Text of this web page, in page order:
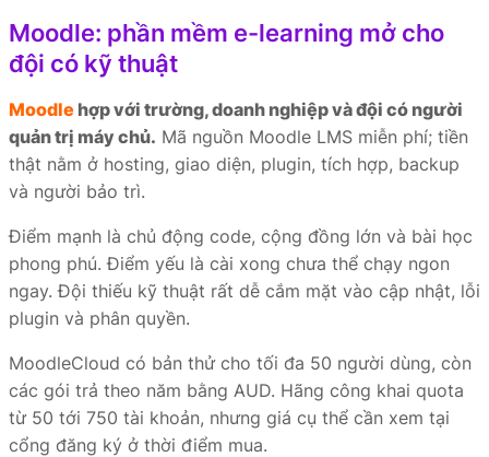
Moodle: phần mềm e-learning mở cho
đội có kỹ thuật
Moodle hợp với trường, doanh nghiệp và đội có người
quản trị máy chủ. Mã nguồn Moodle LMS miễn phí; tiền
thật nằm ở hosting, giao diện, plugin, tích hợp, backup
và người bảo trì.
Điểm mạnh là chủ động code, cộng đồng lớn và bài học
phong phú. Điểm yếu là cài xong chưa thể chạy ngon
ngay. Đội thiếu kỹ thuật rất dễ cắm mặt vào cập nhật, lỗi
plugin và phân quyền.
MoodleCloud có bản thử cho tối đa 50 người dùng, còn
các gói trả theo năm bằng AUD. Hãng công khai quota
từ 50 tới 750 tài khoản, nhưng giá cụ thể cần xem tại
cổng đăng ký ở thời điểm mua.